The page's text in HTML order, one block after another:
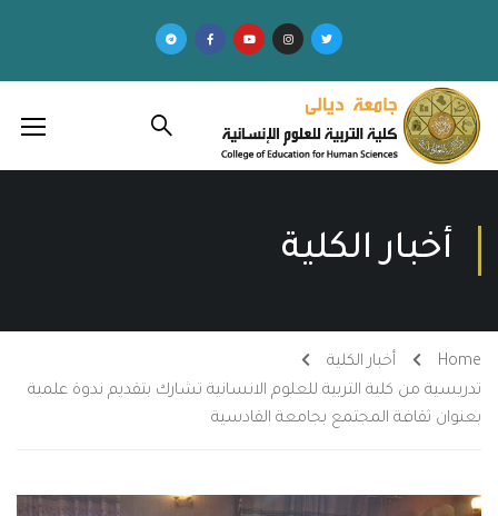
أخبار الكلية
Home
أخبار الكلية
تدريسية من كلية التربية للعلوم الانسانية تشارك بتقديم ندوة علمية
بعنوان ثقافة المجتمع بجامعة القادسية